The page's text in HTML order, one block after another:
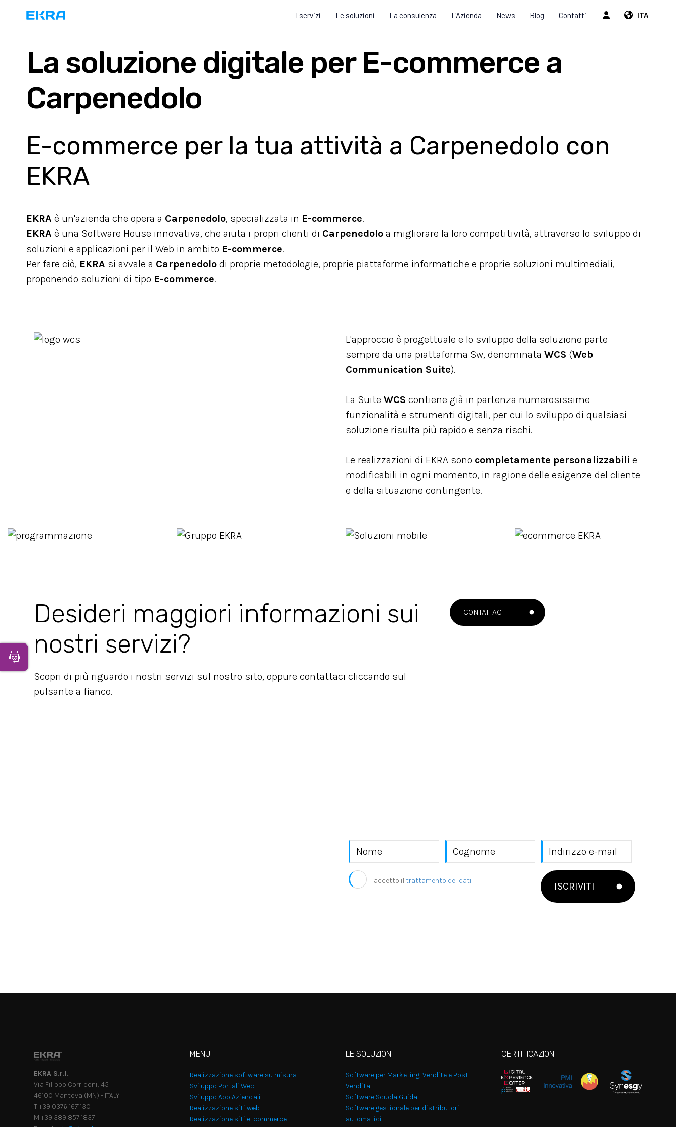
ITA
I servizi Le soluzioni La consulenza L'Azienda News Blog Contatti
La soluzione digitale per E-commerce a
Carpenedolo
E-commerce per la tua attività a Carpenedolo con
EKRA
EKRA è un'azienda che opera a Carpenedolo, specializzata in E-commerce.
EKRA è una Software House innovativa, che aiuta i propri clienti di Carpenedolo a migliorare la loro competitività, attraverso lo sviluppo di
soluzioni e applicazioni per il Web in ambito E-commerce.
Per fare ciò, EKRA si avvale a Carpenedolo di proprie metodologie, proprie piattaforme informatiche e proprie soluzioni multimediali,
proponendo soluzioni di tipo E-commerce.
L'approccio è progettuale e lo sviluppo della soluzione parte
sempre da una piattaforma Sw, denominata WCS (Web
Communication Suite).
La Suite WCS contiene già in partenza numerosissime
funzionalità e strumenti digitali, per cui lo sviluppo di qualsiasi
soluzione risulta più rapido e senza rischi.
Le realizzazioni di EKRA sono completamente personalizzabili e
modificabili in ogni momento, in ragione delle esigenze del cliente
e della situazione contingente.
Desideri maggiori informazioni sui
nostri servizi?
Scopri di più riguardo i nostri servizi sul nostro sito, oppure contattaci cliccando sul
pulsante a fianco.
CONTATTACI
accetto il trattamento dei dati ISCRIVITI
EKRA S.r.l.
Via Filippo Corridoni, 45
46100 Mantova (MN) - ITALY
T +39 0376 1671130
M +39 389 857 1837
MENU
Realizzazione software su misura
Sviluppo Portali Web
Sviluppo App Aziendali
Realizzazione siti web
Realizzazione siti e-commerce
LE SOLUZIONI
Software per Marketing, Vendite e Post-
Vendita
Software Scuola Guida
Software gestionale per distributori
automatici
CERTIFICAZIONI